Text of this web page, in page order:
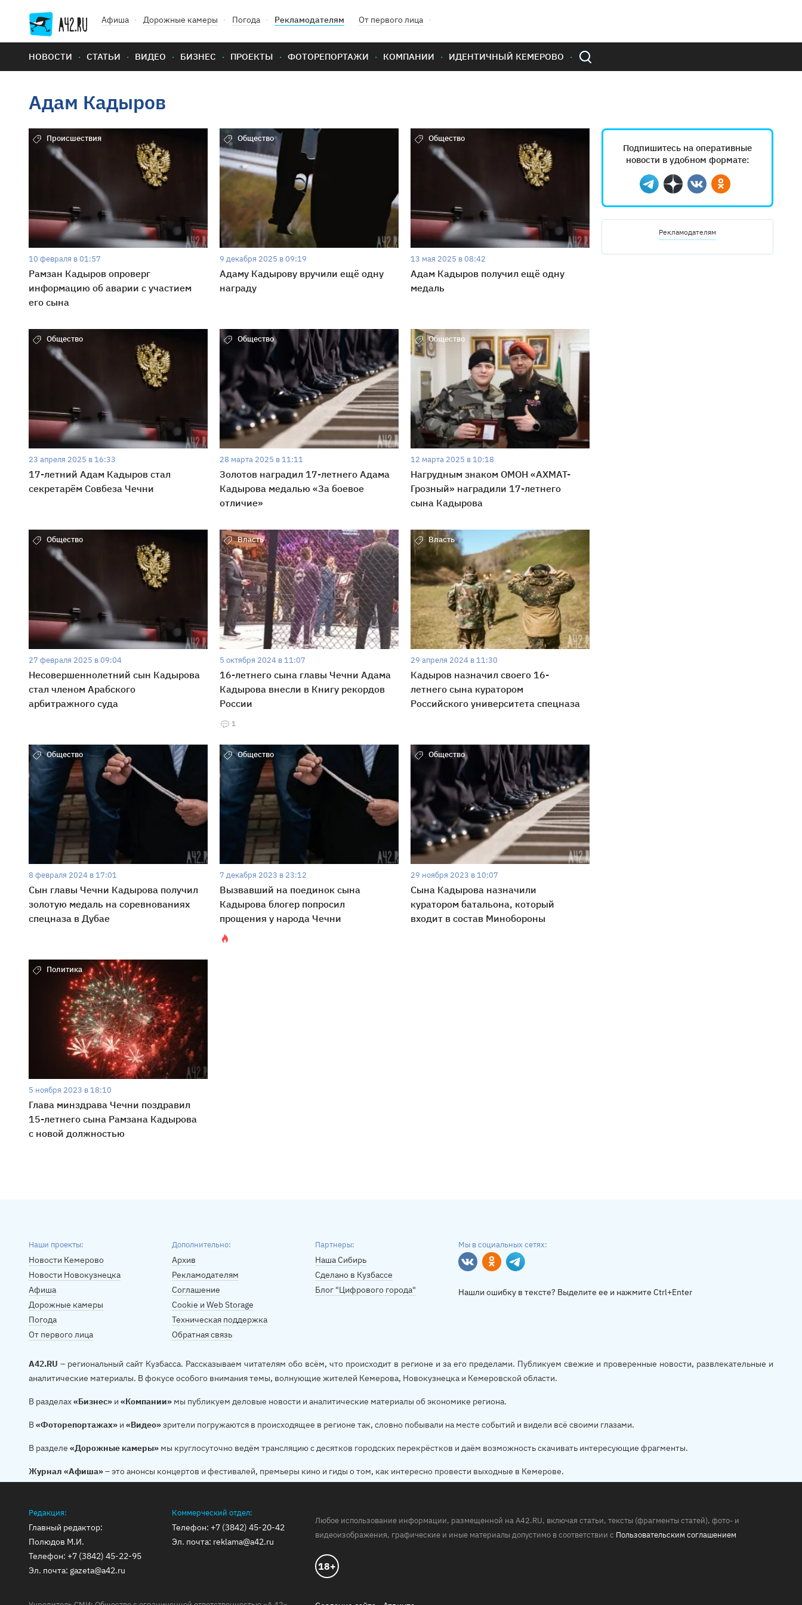
Афиша Дорожные камеры Погода Рекламодателям От первого лица
НОВОСТИ СТАТЬИ ВИДЕО БИЗНЕС ПРОЕКТЫ ФОТОРЕПОРТАЖИ КОМПАНИИ ИДЕНТИЧНЫЙ КЕМЕРОВО
Адам Кадыров
Происшествия
10 февраля в 01:57
Рамзан Кадыров опроверг
информацию об аварии с участием
его сына
Общество
9 декабря 2025 в 09:19
Адаму Кадырову вручили ещё одну
награду
Общество
13 мая 2025 в 08:42
Адам Кадыров получил ещё одну
медаль
Общество
23 апреля 2025 в 16:33
17-летний Адам Кадыров стал
секретарём Совбеза Чечни
Общество
28 марта 2025 в 11:11
Золотов наградил 17-летнего Адама
Кадырова медалью «За боевое
отличие»
Общество
12 марта 2025 в 10:18
Нагрудным знаком ОМОН «АХМАТ-
Грозный» наградили 17-летнего
сына Кадырова
Общество
27 февраля 2025 в 09:04
Несовершеннолетний сын Кадырова
стал членом Арабского
арбитражного суда
Власть
5 октября 2024 в 11:07
16-летнего сына главы Чечни Адама
Кадырова внесли в Книгу рекордов
России
1
Власть
29 апреля 2024 в 11:30
Кадыров назначил своего 16-
летнего сына куратором
Российского университета спецназа
Общество
8 февраля 2024 в 17:01
Сын главы Чечни Кадырова получил
золотую медаль на соревнованиях
спецназа в Дубае
Общество
7 декабря 2023 в 23:12
Вызвавший на поединок сына
Кадырова блогер попросил
прощения у народа Чечни
Общество
29 ноября 2023 в 10:07
Сына Кадырова назначили
куратором батальона, который
входит в состав Минобороны
Политика
5 ноября 2023 в 18:10
Глава минздрава Чечни поздравил
15-летнего сына Рамзана Кадырова
с новой должностью
Подпишитесь на оперативные
новости в удобном формате:
Telegram
ДзенВконтактеОдноклассники
Рекламодателям
Наши проекты:
Новости Кемерово
Новости Новокузнецка
Афиша
Дорожные камеры
Погода
От первого лица
Дополнительно:
Архив
Рекламодателям
Соглашение
Cookie и Web Storage
Техническая поддержка
Обратная связь
Партнеры:
Наша Сибирь
Сделано в Кузбассе
Блог "Цифрового города"
Мы в социальных сетях:
ВконтактеОдноклассники
Telegram
Нашли ошибку в тексте? Выделите ее и нажмите Ctrl+Enter
A42.RU – региональный сайт Кузбасса. Рассказываем читателям обо всём, что происходит в регионе и за его пределами. Публикуем свежие и проверенные новости, развлекательные и
аналитические материалы. В фокусе особого внимания темы, волнующие жителей Кемерова, Новокузнецка и Кемеровской области.
В разделах«Бизнес» и «Компании» мы публикуем деловые новости и аналитические материалы об экономике региона.
В«Фоторепортажах» и «Видео»зрители погружаются в происходящее в регионе так, словно побывали на месте событий и видели всё своими глазами.
В разделе «Дорожные камеры» мы круглосуточно ведём трансляцию с десятков городских перекрёстков и даём возможность скачивать интересующие фрагменты.
Журнал «Афиша»– это анонсы концертов и фестивалей, премьеры кино и гиды о том, как интересно провести выходные в Кемерове.
Редакция:
Главный редактор:
Полюдов М.И.
Телефон: +7 (3842) 45-22-95
Эл. почта: gazeta@a42.ru
Коммерческий отдел:
Телефон: +7 (3842) 45-20-42
Эл. почта: reklama@a42.ru
Любое использование информации, размещенной на A42.RU, включая статьи, тексты (фрагменты статей), фото- и
видеоизображения, графические и иные материалы допустимо в соответствии с Пользовательским соглашением
18+